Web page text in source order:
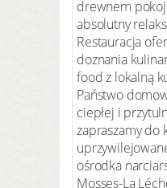
drewnem
absolutny
Restauracja
doznania
food z lokalną
Państwo
ciepłej i
zapraszamy do
ośrodka
Mosses-La